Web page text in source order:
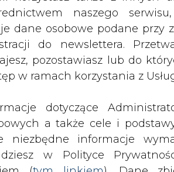
dane osobowe podane przy
do newslettera.
pozostawiasz lub do
w ramach korzystania z
a także cele i
niezbędne informacje
w Polityce
(tym linkiem). Dane
usług mogą być
zasobów energii
Europejska.